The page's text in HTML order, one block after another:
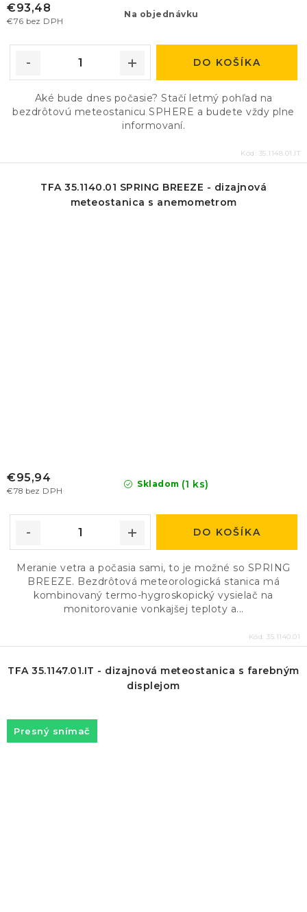
Na objednávku
€76 bez DPH
€93,48
DO KOŠÍKA
Aké bude dnes počasie? Stačí letmý pohľad na
bezdrôtovú meteostanicu SPHERE a budete vždy plne
informovaní.
Kód: 35.1148.01.IT
TFA 35.1140.01 SPRING BREEZE - dizajnová
meteostanica s anemometrom
Skladom (1 ks)
€78 bez DPH
€95,94
DO KOŠÍKA
Meranie vetra a počasia sami, to je možné so SPRING
BREEZE. Bezdrôtová meteorologická stanica má
kombinovaný termo-hygroskopický vysielač na
monitorovanie vonkajšej teploty a...
Kód: 35.1140.01
TFA 35.1147.01.IT - dizajnová meteostanica s farebným
displejom
Presný snímač